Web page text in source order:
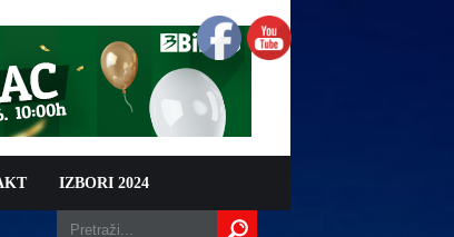
IZBORI 2024